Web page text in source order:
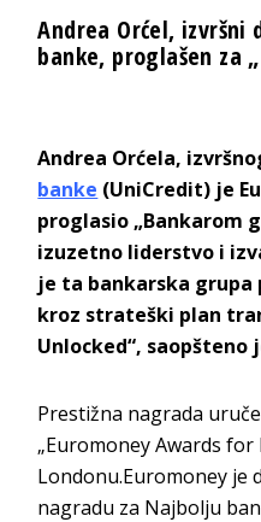
Andrea Orćel,
banke, proglašen za
Andrea Orćela,
banke (UniCredit) je
proglasio „Bankarom
izuzetno liderstvo i
je ta bankarska grupa
kroz strateški plan
Unlocked“, saopšteno
Prestižna nagrada
„Euromoney Awards for
Londonu.Euromoney je
nagradu za Najbolju